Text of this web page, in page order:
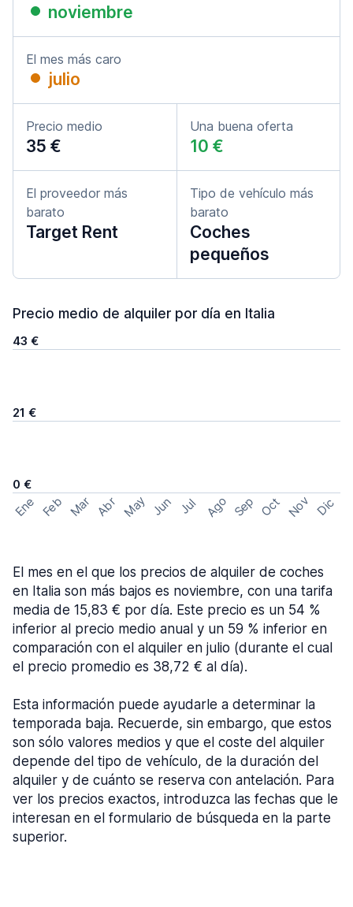
noviembre
El mes más caro
julio
Precio medio
35 €
Una buena oferta
10 €
El proveedor más
barato
Target Rent
Tipo de vehículo más
barato
Coches
pequeños
Precio medio de alquiler por día en Italia
43 €
21 €
0 €
Ene Feb Mar Abr May Jun Jul Ago Sep Oct Nov Dic
El mes en el que los precios de alquiler de coches
en Italia son más bajos es noviembre, con una tarifa
media de 15,83 € por día. Este precio es un 54 %
inferior al precio medio anual y un 59 % inferior en
comparación con el alquiler en julio (durante el cual
el precio promedio es 38,72 € al día).
Esta información puede ayudarle a determinar la
temporada baja. Recuerde, sin embargo, que estos
son sólo valores medios y que el coste del alquiler
depende del tipo de vehículo, de la duración del
alquiler y de cuánto se reserva con antelación. Para
ver los precios exactos, introduzca las fechas que le
interesan en el formulario de búsqueda en la parte
superior.